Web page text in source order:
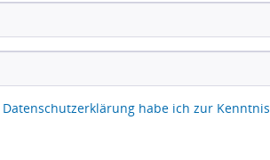
Datenschutzerklärung habe ich zur Kenntnis